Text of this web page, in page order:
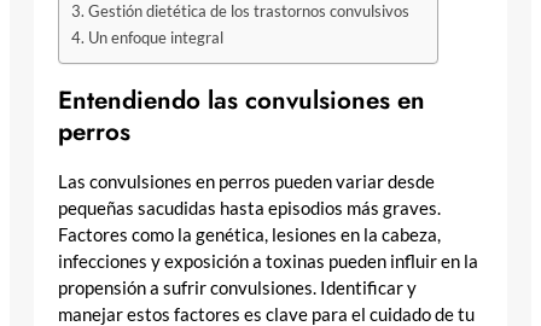
Gestión dietética de los trastornos convulsivos
Un enfoque integral
Entendiendo las convulsiones en
perros
Las convulsiones en perros pueden variar desde
pequeñas sacudidas hasta episodios más graves.
Factores como la genética, lesiones en la cabeza,
infecciones y exposición a toxinas pueden influir en la
propensión a sufrir convulsiones. Identificar y
manejar estos factores es clave para el cuidado de tu